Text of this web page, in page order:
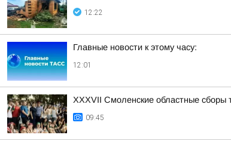
12:22
Главные новости к этому часу:
12:01
XXXVII Смоленские областные сборы
09:45